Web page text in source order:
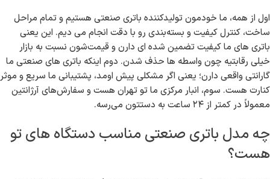
ترین و باکیفیت‌ترین باتری ها رو با گارانتی واقعی و قیمت مناسب مستقیماً
به دست شما در آرژانتین می‌رسونیم.
چرا باتری صنعتی آرکاباتری رو تو آرژانتین
انتخاب کنی؟
اول از همه، ما خودمون تولیدکننده باتری صنعتی هستیم و تمام مراحل
ساخت، کنترل کیفیت و بسته‌بندی رو با دقت انجام می دیم. این یعنی
باتری های ما کیفیت تضمین شده ای دارن و قیمت‌شون نسبت به بازار
خیلی رقابتیه چون واسطه ها حذف شدن. دوم اینکه باتری های صنعتی ما